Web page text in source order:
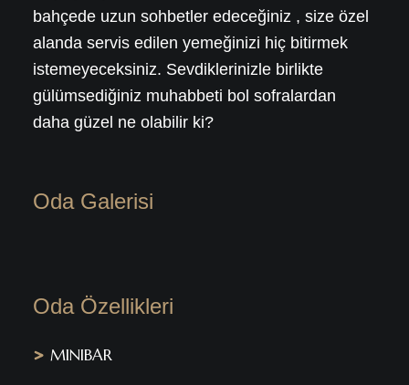
bahçede uzun sohbetler edeceğiniz , size özel
alanda servis edilen yemeğinizi hiç bitirmek
istemeyeceksiniz. Sevdiklerinizle birlikte
gülümsediğiniz muhabbeti bol sofralardan
daha güzel ne olabilir ki?
Oda Galerisi
Oda Özellikleri
MINIBAR